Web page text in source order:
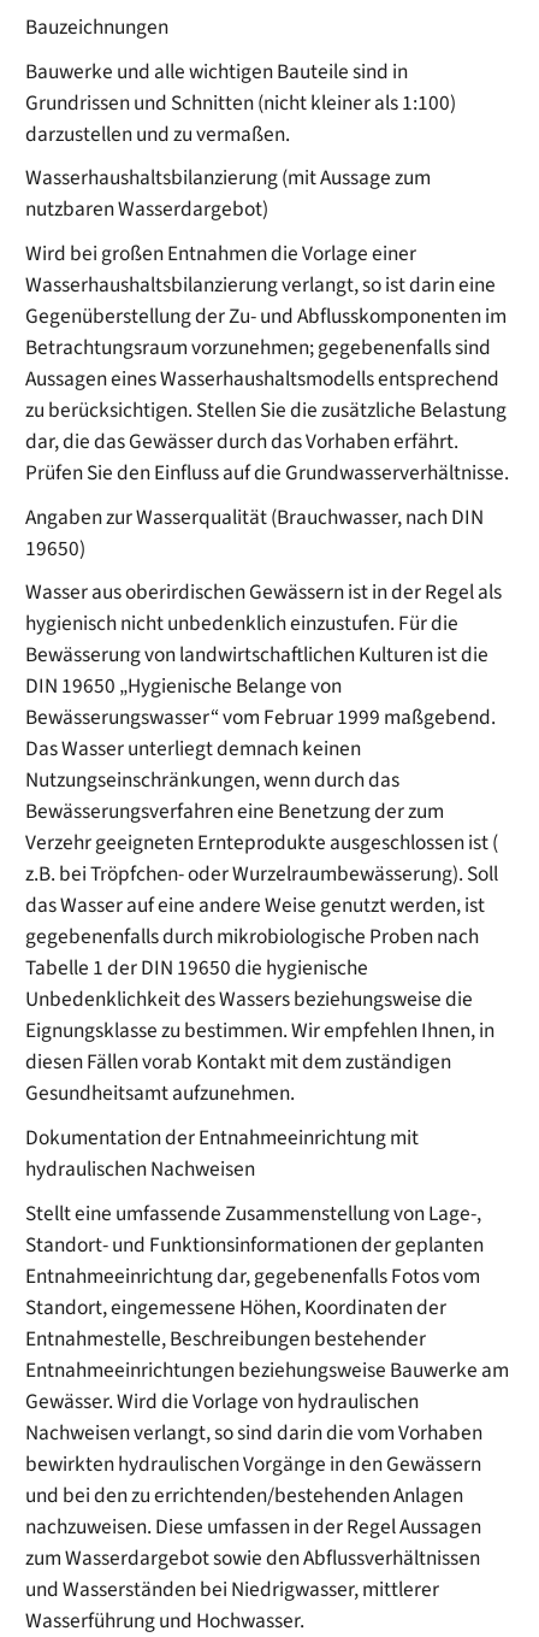
Bauzeichnungen
Bauwerke und alle wichtigen Bauteile sind in
Grundrissen und Schnitten (nicht kleiner als 1:100)
darzustellen und zu vermaßen.
Wasserhaushaltsbilanzierung (mit Aussage zum
nutzbaren Wasserdargebot)
Wird bei großen Entnahmen die Vorlage einer
Wasserhaushaltsbilanzierung verlangt, so ist darin eine
Gegenüberstellung der Zu- und Abflusskomponenten im
Betrachtungsraum vorzunehmen; gegebenenfalls sind
Aussagen eines Wasserhaushaltsmodells entsprechend
zu berücksichtigen. Stellen Sie die zusätzliche Belastung
dar, die das Gewässer durch das Vorhaben erfährt.
Prüfen Sie den Einfluss auf die Grundwasserverhältnisse.
Angaben zur Wasserqualität (Brauchwasser, nach DIN
19650)
Wasser aus oberirdischen Gewässern ist in der Regel als
hygienisch nicht unbedenklich einzustufen. Für die
Bewässerung von landwirtschaftlichen Kulturen ist die
DIN 19650 „Hygienische Belange von
Bewässerungswasser“ vom Februar 1999 maßgebend.
Das Wasser unterliegt demnach keinen
Nutzungseinschränkungen, wenn durch das
Bewässerungsverfahren eine Benetzung der zum
Verzehr geeigneten Ernteprodukte ausgeschlossen ist (
z.B. bei Tröpfchen- oder Wurzelraumbewässerung). Soll
das Wasser auf eine andere Weise genutzt werden, ist
gegebenenfalls durch mikrobiologische Proben nach
Tabelle 1 der DIN 19650 die hygienische
Unbedenklichkeit des Wassers beziehungsweise die
Eignungsklasse zu bestimmen. Wir empfehlen Ihnen, in
diesen Fällen vorab Kontakt mit dem zuständigen
Gesundheitsamt aufzunehmen.
Dokumentation der Entnahmeeinrichtung mit
hydraulischen Nachweisen
Stellt eine umfassende Zusammenstellung von Lage-,
Standort- und Funktionsinformationen der geplanten
Entnahmeeinrichtung dar, gegebenenfalls Fotos vom
Standort, eingemessene Höhen, Koordinaten der
Entnahmestelle, Beschreibungen bestehender
Entnahmeeinrichtungen beziehungsweise Bauwerke am
Gewässer. Wird die Vorlage von hydraulischen
Nachweisen verlangt, so sind darin die vom Vorhaben
bewirkten hydraulischen Vorgänge in den Gewässern
und bei den zu errichtenden/bestehenden Anlagen
nachzuweisen. Diese umfassen in der Regel Aussagen
zum Wasserdargebot sowie den Abflussverhältnissen
und Wasserständen bei Niedrigwasser, mittlerer
Wasserführung und Hochwasser.